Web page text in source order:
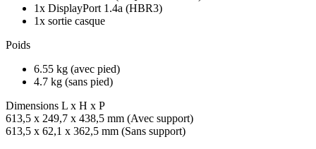
1x DisplayPort 1.4a (HBR3)
1x sortie casque
Poids
6.55 kg (avec pied)
4.7 kg (sans pied)
Dimensions L x H x P
613,5 x 249,7 x 438,5 mm (Avec support)
613,5 x 62,1 x 362,5 mm (Sans support)